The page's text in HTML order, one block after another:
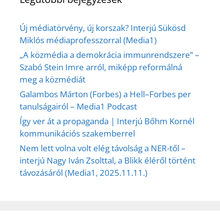
Új médiatörvény, új korszak? Interjú Sükösd
Miklós médiaprofesszorral (Media1)
„A közmédia a demokrácia immunrendszere” –
Szabó Stein Imre arról, miképp reformálná
meg a közmédiát
Galambos Márton (Forbes) a Hell–Forbes per
tanulságairól – Media1 Podcast
Így ver át a propaganda | Interjú Bőhm Kornél
kommunikációs szakemberrel
Nem lett volna volt elég távolság a NER-től –
interjú Nagy Iván Zsolttal, a Blikk éléről történt
távozásáról (Media1, 2025.11.11.)